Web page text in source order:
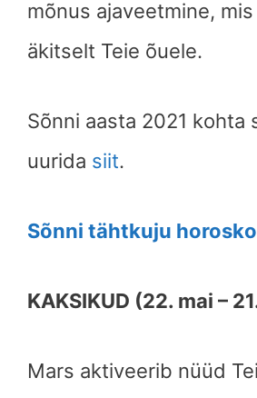
mõnus ajaveetmine,
äkitselt Teie õuele.
Sõnni aasta 2021 kohta
uurida siit.
Sõnni tähtkuju
KAKSIKUD (22. mai –
Mars aktiveerib nüüd